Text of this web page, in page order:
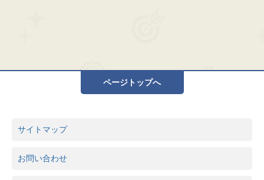
ページトップへ
サイトマップ
お問い合わせ